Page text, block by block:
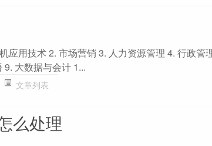
应用技术 2. 市场营销 3. 人力资源管理 4. 行政管
大数据与会计 1...
文章列表
么处理